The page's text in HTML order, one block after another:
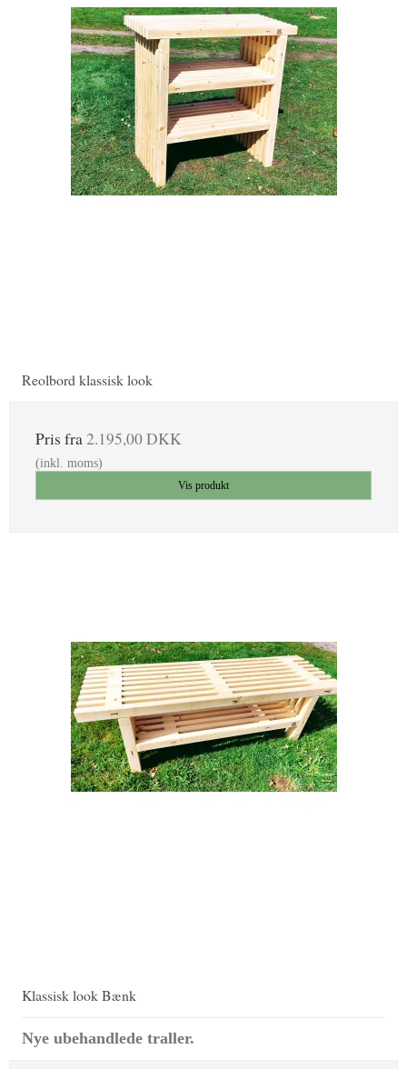
Reolbord klassisk look
Pris fra2.195,00 DKK
(inkl. moms)
Vis produkt
Klassisk look Bænk
Nye ubehandlede traller.